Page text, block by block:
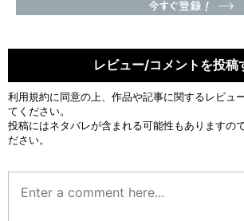
レビュー/コメントを投稿
利用規約に同意の上、作品や記事に関するレビュ
てください。
投稿にはネタバレが含まれる可能性もありますの
ださい。